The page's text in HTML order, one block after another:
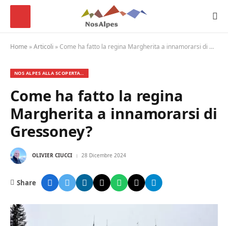
Home »Articoli »Come ha fatto la regina Margherita a innamorarsi di Gressoney?
NOS ALPES ALLA SCOPERTA…
Come ha fatto la regina
Margherita a innamorarsi di
Gressoney?
OLIVIER CIUCCI 28 Dicembre 2024
Share